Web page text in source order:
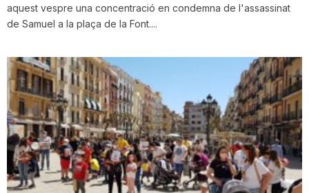
aquest vespre una concentració en condemna de l'assassinat
de Samuel a la plaça de la Font....